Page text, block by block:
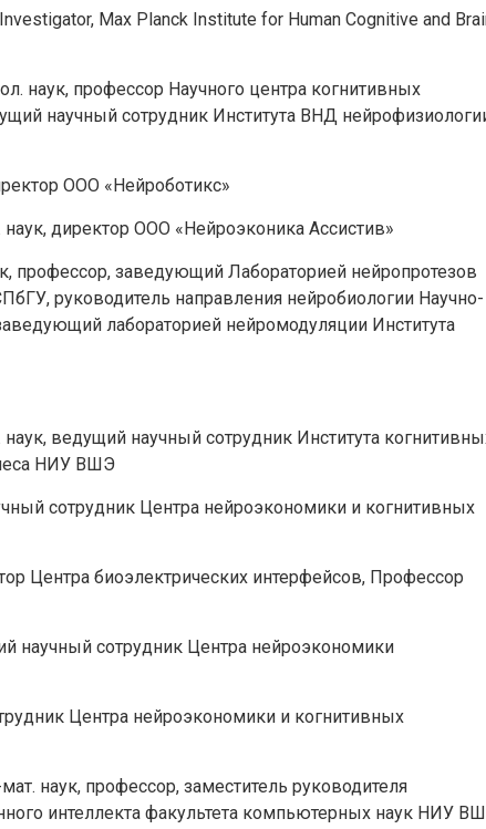
Max Planck Institute for Human Cognitive and
наук, профессор Научного центра когнитивных
научный сотрудник Института ВНД
ООО «Нейроботикс»
наук, директор ООО «Нейроэконика Ассистив»
профессор, заведующий Лабораторией нейропротезов
руководитель направления нейробиологии Научно-
лабораторией нейромодуляции Института
наук, ведущий научный сотрудник Института
НИУ ВШЭ
сотрудник Центра нейроэкономики и когнитивных
Центра биоэлектрических интерфейсов, Профессор
научный сотрудник Центра нейроэкономики
Центра нейроэкономики и когнитивных
наук, профессор, заместитель руководителя
интеллекта факультета компьютерных наук НИУ